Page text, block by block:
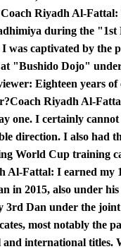
Coach Riyadh Al-Fattal:
during the
was captivated by
"Bushido Dojo"
Eighteen years
Coach Riyadh Al-
one. I certainly
direction. I also had
World Cup training
Al-Fattal: I earned my
in 2015, also under
3rd Dan under the
most notably the
international titles.